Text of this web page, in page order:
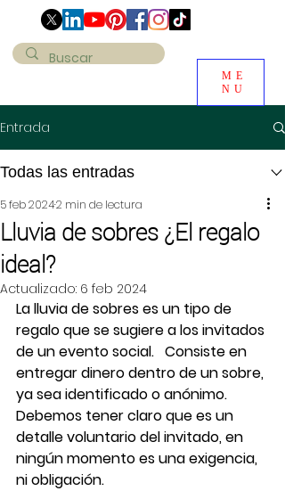
ME
NU
Entrada
Todas las entradas
Lluvia de sobres ¿El regalo
ideal?
5 feb 20242 min de lectura
Actualizado: 6 feb 2024
La lluvia de sobres es un tipo de
regalo que se sugiere a los invitados
de un evento social.   Consiste en
entregar dinero dentro de un sobre,
ya sea identificado o anónimo.
Debemos tener claro que es un
detalle voluntario del invitado, en
ningún momento es una exigencia,
ni obligación.